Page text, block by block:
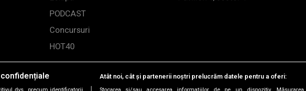
PODCAST
Concursuri
HOT40
Atât noi, cât și partenerii noștri prelucrăm datele pentru a oferi: